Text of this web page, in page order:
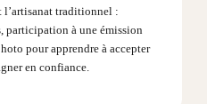
l’artisanat traditionnel :
participation à une émission
pour apprendre à accepter
en confiance.